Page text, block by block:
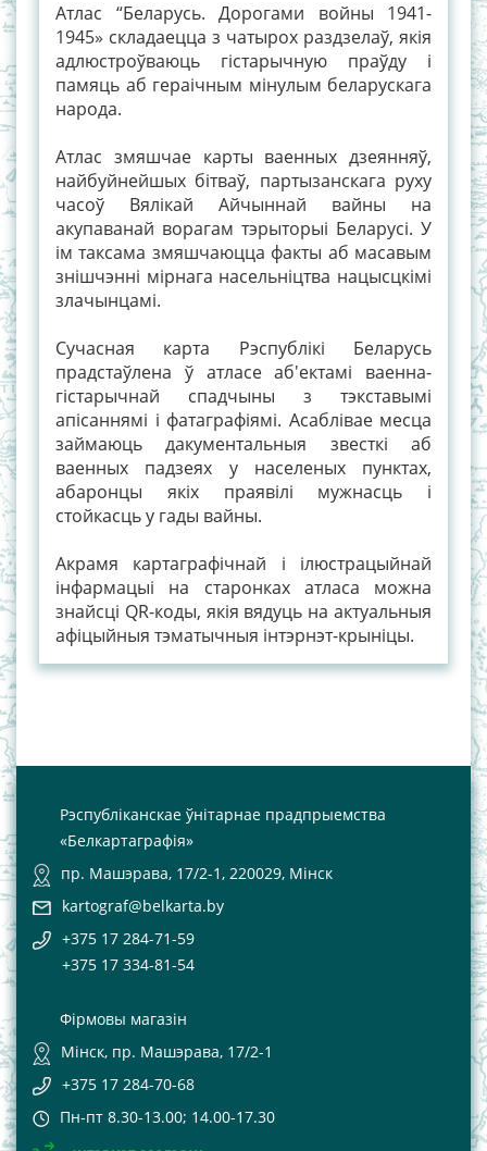
Атлас “Беларусь. Дорогами войны 1941-
1945» складаецца з чатырох раздзелаў, якія
адлюстроўваюць гістарычную праўду і
памяць аб гераічным мінулым беларускага
народа.
Атлас змяшчае карты ваенных дзеянняў,
найбуйнейшых бітваў, партызанскага руху
часоў Вялікай Айчыннай вайны на
акупаванай ворагам тэрыторыі Беларусі. У
ім таксама змяшчаюцца факты аб масавым
знішчэнні мірнага насельніцтва нацысцкімі
злачынцамі.
Сучасная карта Рэспублікі Беларусь
прадстаўлена ў атласе аб'ектамі ваенна-
гістарычнай спадчыны з тэкставымі
апісаннямі і фатаграфіямі. Асаблівае месца
займаюць дакументальныя звесткі аб
ваенных падзеях у населеных пунктах,
абаронцы якіх праявілі мужнасць і
стойкасць у гады вайны.
Акрамя картаграфічнай і ілюстрацыйнай
інфармацыі на старонках атласа можна
знайсці QR-коды, якія вядуць на актуальныя
афіцыйныя тэматычныя інтэрнэт-крыніцы.
Рэспубліканскае ўнітарнае прадпрыемства
«Белкартаграфія»
пр. Машэрава, 17/2-1, 220029, Мінск
kartograf@belkarta.by
+375 17 284-71-59
+375 17 334-81-54
Фірмовы магазін
Мінск, пр. Машэрава, 17/2-1
+375 17 284-70-68
Пн-пт 8.30-13.00; 14.00-17.30